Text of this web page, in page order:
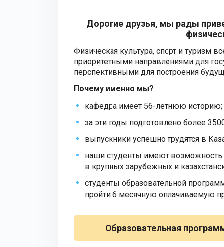
Дорогие друзья, мы рады
Физическая культура, спорт и туризм
приоритетными направлениями для
перспективными для построения
Почему именно мы?
кафедра имеет 56-летнюю историю;
за эти годы подготовлено более
выпускники успешно трудятся в
наши студенты имеют возможность
в крупных зарубежных и
студенты образовательной
пройти 6 месячную оплачиваемую
Образовательная